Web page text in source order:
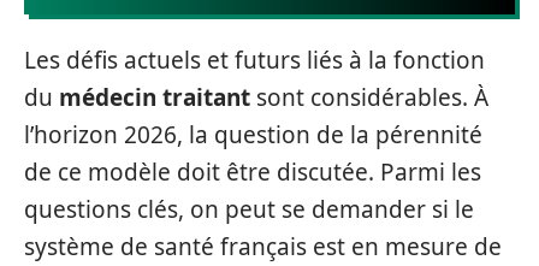
Les défis actuels et futurs liés à la fonction
du médecin traitant sont considérables. À
l’horizon 2026, la question de la pérennité
de ce modèle doit être discutée. Parmi les
questions clés, on peut se demander si le
système de santé français est en mesure de